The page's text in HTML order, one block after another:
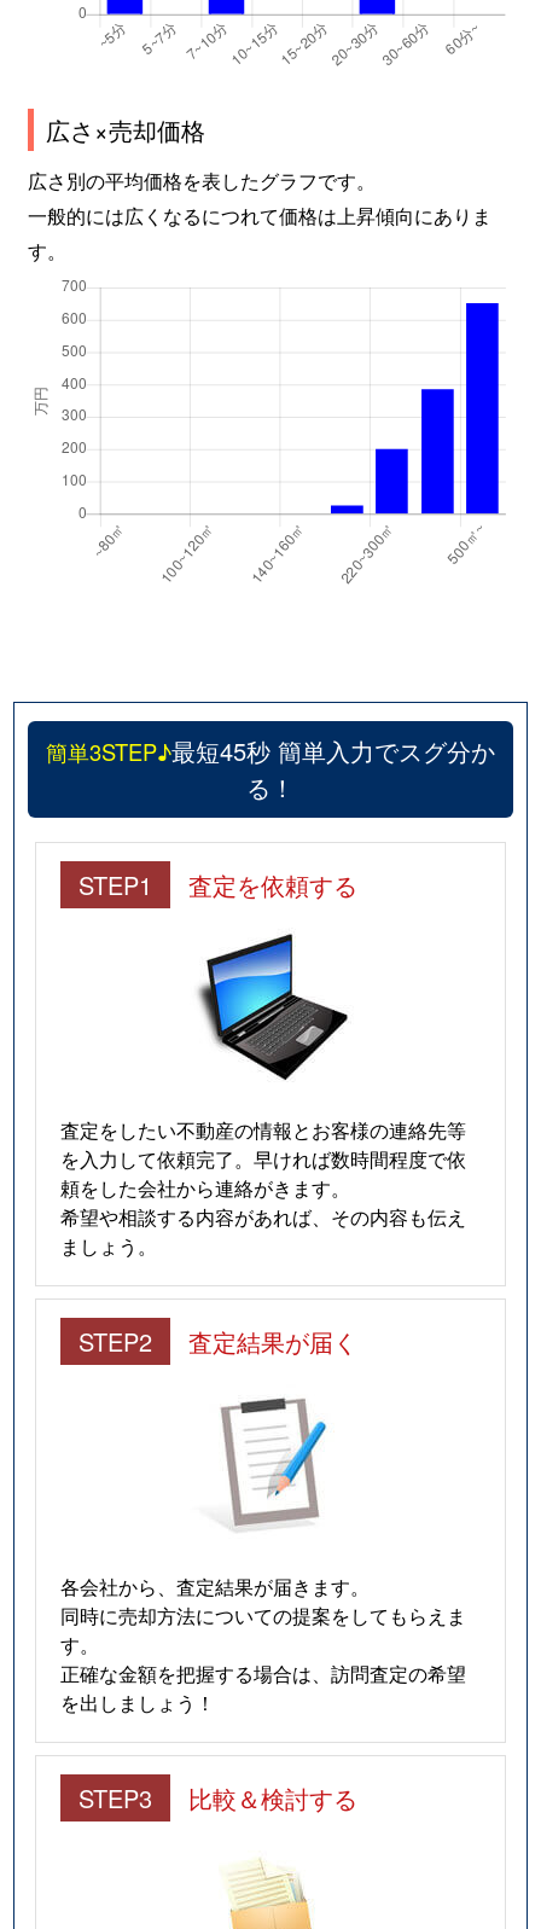
広さ×売却価格
広さ別の平均価格を表したグラフです。
一般的には広くなるにつれて価格は上昇傾向にありま
す。
簡単3STEP♪最短45秒 簡単入力でスグ分か
る！
STEP1 査定を依頼する
査定をしたい不動産の情報とお客様の連絡先等
を入力して依頼完了。早ければ数時間程度で依
頼をした会社から連絡がきます。
希望や相談する内容があれば、その内容も伝え
ましょう。
STEP2 査定結果が届く
各会社から、査定結果が届きます。
同時に売却方法についての提案をしてもらえま
す。
正確な金額を把握する場合は、訪問査定の希望
を出しましょう！
STEP3 比較＆検討する